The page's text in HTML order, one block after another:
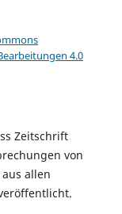
4.0
Zeitschrift
von
allen